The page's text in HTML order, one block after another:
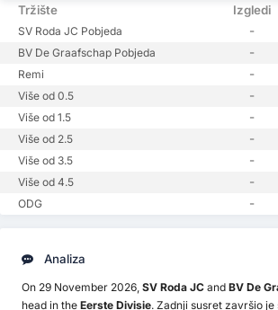
Tržište Izgledi
SV Roda JC Pobjeda -
BV De Graafschap Pobjeda -
Remi -
Više od 0.5 -
Više od 1.5 -
Više od 2.5 -
Više od 3.5 -
Više od 4.5 -
ODG -
Analiza
On 29 November 2026, SV Roda JC and BV De
head in the Eerste Divisie. Zadnji susret završio je